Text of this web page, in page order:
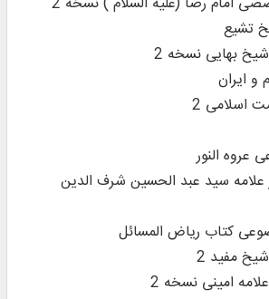
تشیع
بهایی نسخه 2
و ایران
اسلامی 2
النور
علامه سید عبد الحسین شرف الدین
کتاب ریاض المسائل
مفید 2
امینی نسخه 2